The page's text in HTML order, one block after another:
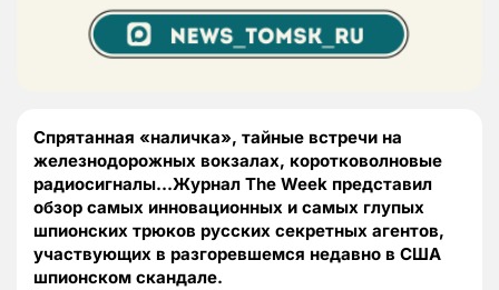
Спрятанная «наличка», тайные встречи на
железнодорожных вокзалах, коротковолновые
радиосигналы…Журнал The Week представил
обзор самых инновационных и самых глупых
шпионских трюков русских секретных агентов,
участвующих в разгоревшемся недавно в США
шпионском скандале.